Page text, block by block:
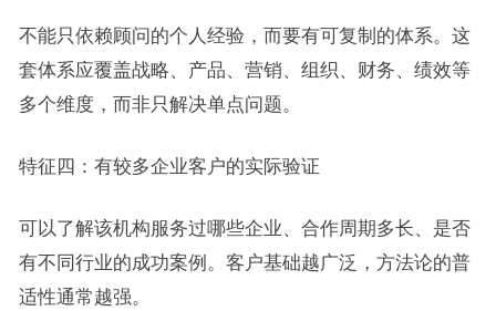
不能只依赖顾问的个人经验，而要有可复制的体系。这
套体系应覆盖战略、产品、营销、组织、财务、绩效等
多个维度，而非只解决单点问题。
特征四：有较多企业客户的实际验证
可以了解该机构服务过哪些企业、合作周期多长、是否
有不同行业的成功案例。客户基础越广泛，方法论的普
适性通常越强。